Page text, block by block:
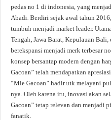
pedas no 1 di indonesia, yang
Abadi. Berdiri sejak awal tahun
tumbuh menjadi market leader.
Tengah, Jawa Barat, Kepulauan
berekspansi menjadi merk terbesar
konsep bersantap modern dengan
Gacoan” telah mendapatkan
“Mie Gacoan” hadir utk melayani
nya. Oleh karena itu, inovasi akan
Gacoan” tetap relevan dan menjadi
fanatik.